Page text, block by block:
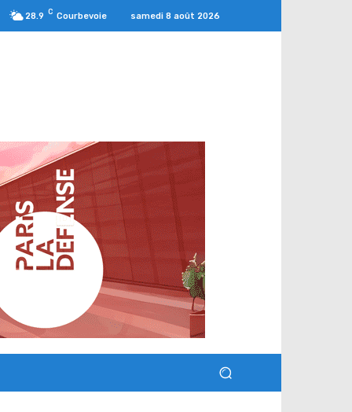
28.9 C Courbevoie samedi 8 août 2026